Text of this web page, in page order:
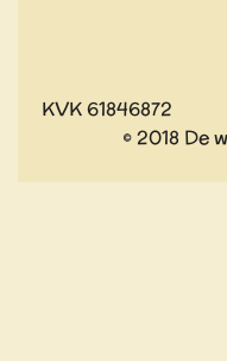
KVK 61846872
© 2018 De